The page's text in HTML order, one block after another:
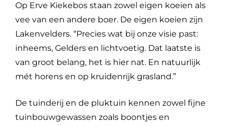
Op Erve Kiekebos staan zowel eigen koeien als
vee van een andere boer. De eigen koeien zijn
Lakenvelders. “Precies wat bij onze visie past:
inheems, Gelders en lichtvoetig. Dat laatste is
van groot belang, het is hier nat. En natuurlijk
mét horens en op kruidenrijk grasland.”
De tuinderij en de pluktuin kennen zowel fijne
tuinbouwgewassen zoals boontjes en